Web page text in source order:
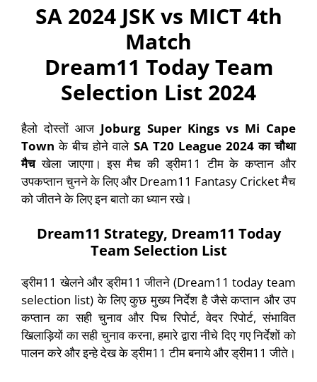
SA 2024 JSK vs MICT 4th
Match
Dream11 Today Team
Selection List 2024
हैलो दोस्तों आज Joburg Super Kings vs Mi Cape
Town के बीच होने वाले SA T20 League 2024काचौथा
मैचखेला जाएगा। इस मैच की ड्रीम11 टीम के कप्तान और
उपकप्तान चुनने के लिए और Dream11 Fantasy Cricket मैच
को जीतने के लिए इन बातो का ध्यान रखे।
Dream11 Strategy, Dream11 Today
Team Selection List
ड्रीम11 खेलने और ड्रीम11 जीतने (Dream11 today team
selection list) के लिए कुछ मुख्य निर्देश है जैसे कप्तान और उप
कप्तान का सही चुनाव और पिच रिपोर्ट, वेदर रिपोर्ट, संभावित
खिलाड़ियों का सही चुनाव करना, हमारे द्वारा नीचे दिए गए निर्देशों को
पालन करे और इन्हे देख के ड्रीम11 टीम बनाये और ड्रीम11 जीते।